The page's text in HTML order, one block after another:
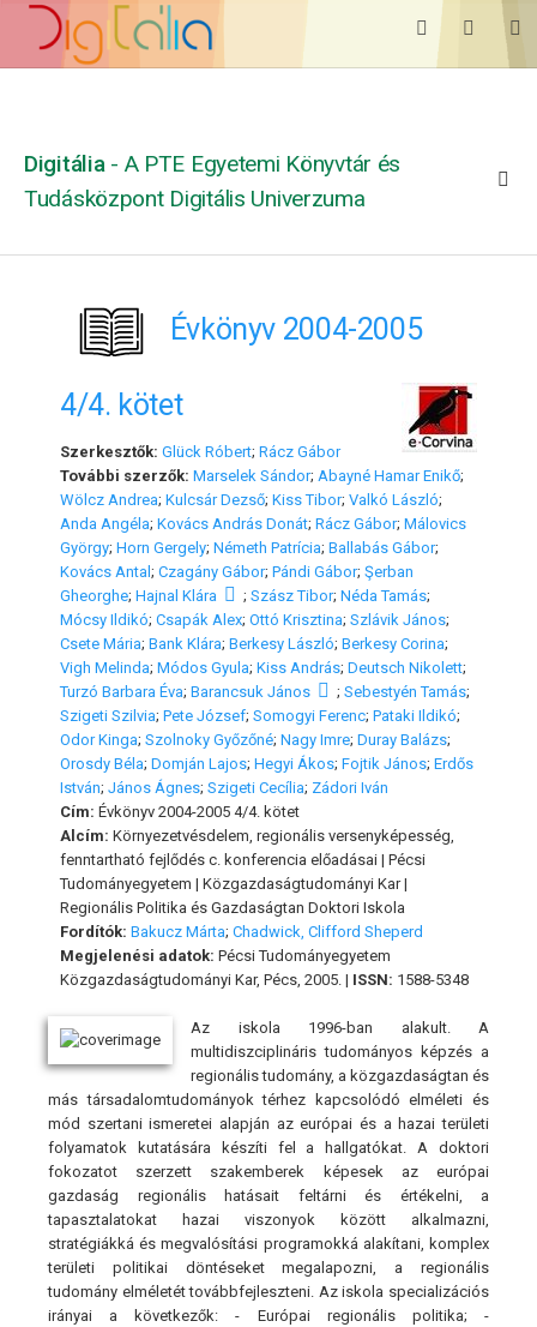
Digitália - A PTE Egyetemi Könyvtár és
Tudásközpont Digitális Univerzuma
Évkönyv 2004-2005
4/4. kötet
Szerkesztők: Glück Róbert; Rácz Gábor
További szerzők: Marselek Sándor; Abayné Hamar Enikő;
Wölcz Andrea; Kulcsár Dezső; Kiss Tibor; Valkó László;
Anda Angéla; Kovács András Donát; Rácz Gábor; Málovics
György; Horn Gergely; Németh Patrícia; Ballabás Gábor;
Kovács Antal; Czagány Gábor; Pándi Gábor; Şerban
Gheorghe; Hajnal Klára ; Szász Tibor; Néda Tamás;
Mócsy Ildikó; Csapák Alex; Ottó Krisztina; Szlávik János;
Csete Mária; Bank Klára; Berkesy László; Berkesy Corina;
Vigh Melinda; Módos Gyula; Kiss András; Deutsch Nikolett;
Turzó Barbara Éva; Barancsuk János ; Sebestyén Tamás;
Szigeti Szilvia; Pete József; Somogyi Ferenc; Pataki Ildikó;
Odor Kinga; Szolnoky Győzőné; Nagy Imre; Duray Balázs;
Orosdy Béla; Domján Lajos; Hegyi Ákos; Fojtik János; Erdős
István; János Ágnes; Szigeti Cecília; Zádori Iván
Cím: Évkönyv 2004-2005 4/4. kötet
Alcím: Környezetvésdelem, regionális versenyképesség,
fenntartható fejlődés c. konferencia előadásai | Pécsi
Tudományegyetem | Közgazdaságtudományi Kar |
Regionális Politika és Gazdaságtan Doktori Iskola
Fordítók: Bakucz Márta; Chadwick, Clifford Sheperd
Megjelenési adatok: Pécsi Tudományegyetem
Közgazdaságtudományi Kar, Pécs, 2005. | ISSN: 1588-5348
Az iskola 1996-ban alakult. A
multidiszciplináris tudományos képzés a
regionális tudomány, a közgazdaságtan és
más társadalomtudományok térhez kapcsolódó elméleti és
mód­ szertani ismeretei alapján az európai és a hazai területi
folya­matok kutatására készíti fel a hallgatókat. A doktori
fokozatot szerzett szakemberek képesek az európai
gazdaság regionális hatásait feltárni és értékelni, a
tapasztalatokat hazai viszonyok között alkalmazni,
stratégiákká és megvalósítási programokká alakítani, komplex
területi politikai döntéseket megalapozni, a regionális
tudomány elméletét továbbfejleszteni. Az iskola specializációs
irányai a következők: - Európai regionális politika; -